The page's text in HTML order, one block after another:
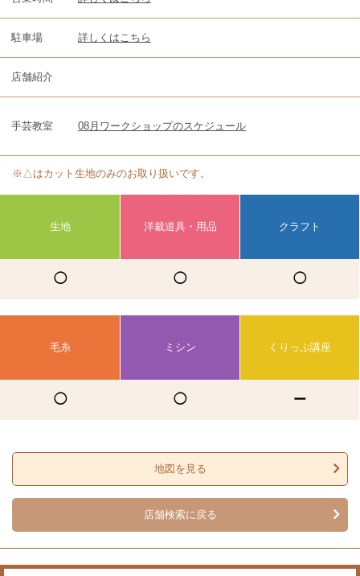
駐車場 詳しくはこちら
店舗紹介
手芸教室 08月ワークショップのスケジュール
※△はカット生地のみのお取り扱いです。
生地 洋裁道具・用品 クラフト
◯ ◯ ◯
毛糸 ミシン くりっぷ講座
◯ ◯ ー
地図を見る
店舗検索に戻る